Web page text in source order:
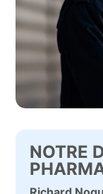
NOTRE